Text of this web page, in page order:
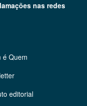
nas redes
é Quem
editorial